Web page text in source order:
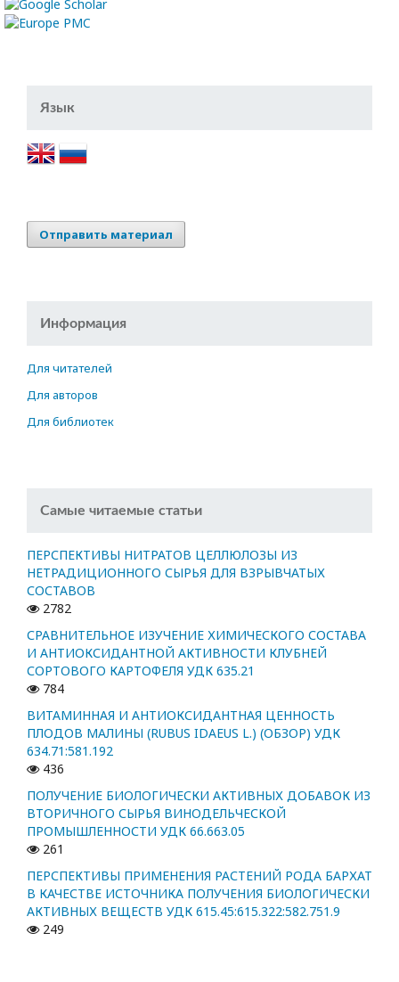
Язык
Отправить материал
Информация
Для читателей
Для авторов
Для библиотек
Самые читаемые статьи
ПЕРСПЕКТИВЫ НИТРАТОВ ЦЕЛЛЮЛОЗЫ ИЗ
НЕТРАДИЦИОННОГО СЫРЬЯ ДЛЯ ВЗРЫВЧАТЫХ
СОСТАВОВ
2782
СРАВНИТЕЛЬНОЕ ИЗУЧЕНИЕ ХИМИЧЕСКОГО СОСТАВА
И АНТИОКСИДАНТНОЙ АКТИВНОСТИ КЛУБНЕЙ
СОРТОВОГО КАРТОФЕЛЯ УДК 635.21
784
ВИТАМИННАЯ И АНТИОКСИДАНТНАЯ ЦЕННОСТЬ
ПЛОДОВ МАЛИНЫ (RUBUS IDAEUS L.) (ОБЗОР) УДК
634.71:581.192
436
ПОЛУЧЕНИЕ БИОЛОГИЧЕСКИ АКТИВНЫХ ДОБАВОК ИЗ
ВТОРИЧНОГО СЫРЬЯ ВИНОДЕЛЬЧЕСКОЙ
ПРОМЫШЛЕННОСТИ УДК 66.663.05
261
ПЕРСПЕКТИВЫ ПРИМЕНЕНИЯ РАСТЕНИЙ РОДА БАРХАТ
В КАЧЕСТВЕ ИСТОЧНИКА ПОЛУЧЕНИЯ БИОЛОГИЧЕСКИ
АКТИВНЫХ ВЕЩЕСТВ УДК 615.45:615.322:582.751.9
249